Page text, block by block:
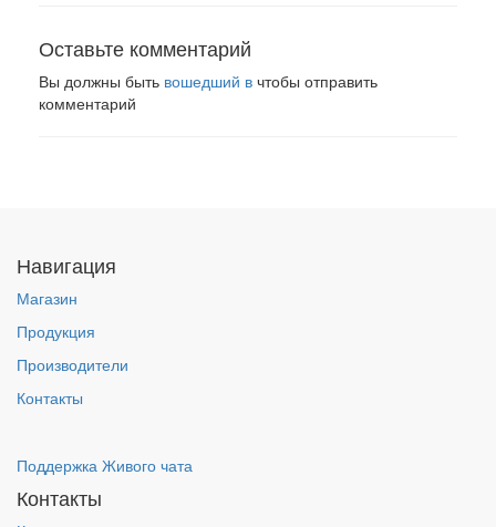
Оставьте комментарий
Вы должны быть вошедший в чтобы отправить
комментарий
Навигация
Магазин
Продукция
Производители
Контакты
Поддержка Живого чата
Контакты